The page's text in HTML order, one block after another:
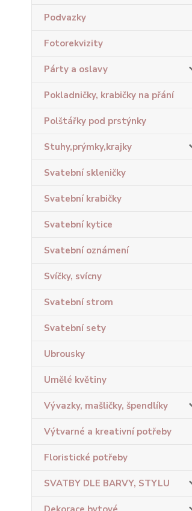
Podvazky
Fotorekvizity
Párty a oslavy
Pokladničky, krabičky na přání
Polštářky pod prstýnky
Stuhy,prýmky,krajky
Svatební skleničky
Svatební krabičky
Svatební kytice
Svatební oznámení
Svíčky, svícny
Svatební strom
Svatební sety
Ubrousky
Umělé květiny
Vývazky, mašličky, špendlíky
Výtvarné a kreativní potřeby
Floristické potřeby
SVATBY DLE BARVY, STYLU